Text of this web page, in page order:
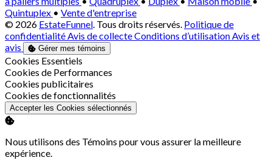
Quintuplex • Vente d'entreprise
© 2026 EstateFunnel. Tous droits réservés. Politique de
confidentialitéAvis de collecteConditions d’utilisationAvis et
avis
Gérer mes témoins
Activer
Cookies Essentiels
Activer
Cookies de Performances
Activer
Cookies publicitaires
Activer
Cookies de fonctionnalités
Accepter les Cookies sélectionnés
Nous utilisons des Témoins pour vous assurer la meilleure
expérience.